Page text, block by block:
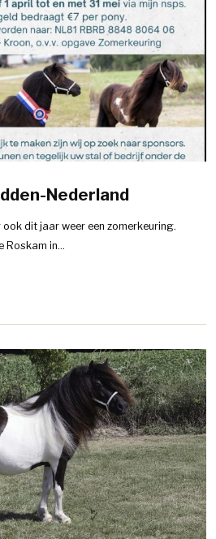
Nederland
dit jaar weer een zomerkeuring.
Roskam in...